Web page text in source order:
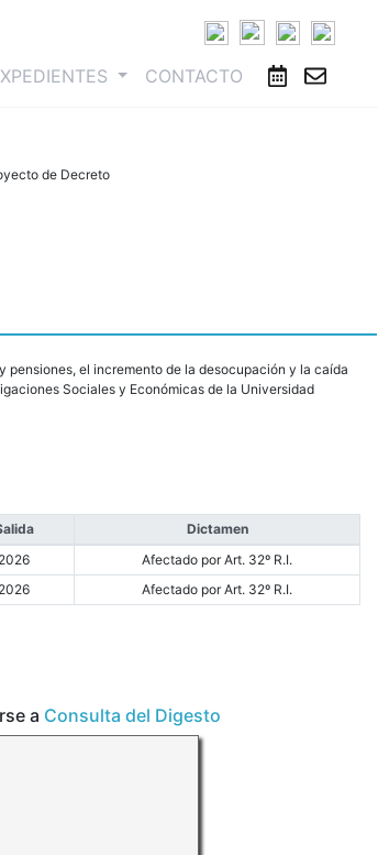
CONTACTO
de Decreto
pensiones, el incremento de la desocupación y la caída
Sociales y Económicas de la Universidad
Dictamen
Afectado por Art. 32º R.I.
Afectado por Art. 32º R.I.
a Consulta del Digesto